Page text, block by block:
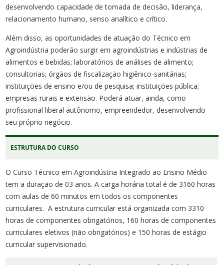
desenvolvendo capacidade de tomada de decisão, liderança,
relacionamento humano, senso analítico e crítico.
Além disso, as oportunidades de atuação do Técnico em
Agroindústria poderão surgir em agroindústrias e indústrias de
alimentos e bebidas; laboratórios de análises de alimento;
consultorias; órgãos de fiscalização higiênico-sanitárias;
instituições de ensino e/ou de pesquisa; instituições pública;
empresas rurais e extensão. Poderá atuar, ainda, como
profissional liberal autônomo, empreendedor, desenvolvendo
seu próprio negócio.
ESTRUTURA DO CURSO
O Curso Técnico em Agroindústria Integrado ao Ensino Médio
tem a duração de 03 anos. A carga horária total é de 3160 horas
com aulas de 60 minutos em todos os componentes
curriculares. A estrutura curricular está organizada com 3310
horas de componentes obrigatórios, 160 horas de componentes
curriculares eletivos (não obrigatórios) e 150 horas de estágio
curricular supervisionado.